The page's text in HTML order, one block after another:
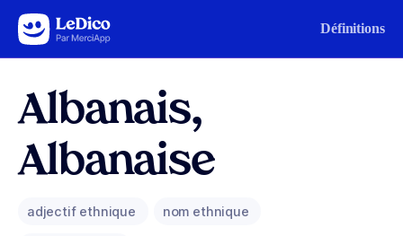
Aller au contenu Définitions
Albanais,
Albanaise
adjectif ethnique nom ethnique